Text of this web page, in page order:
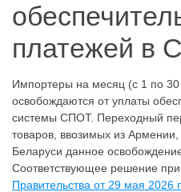
платежей в
Импортеры на месяц (с 1 по
освобождаются от уплаты
системы СПОТ. Переходный
товаров, ввозимых из
Беларуси данное
Соответствующее решение
Правительства от 29 мая 2026